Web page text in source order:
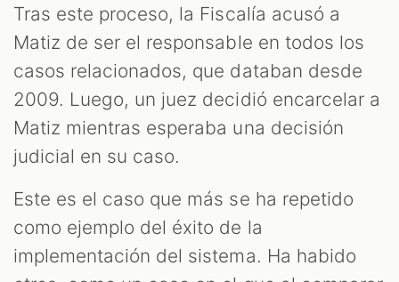
Tras este proceso, la Fiscalía acusó a
Matiz de ser el responsable en todos los
casos relacionados, que databan desde
2009. Luego, un juez decidió encarcelar a
Matiz mientras esperaba una decisión
judicial en su caso.
Este es el caso que más se ha repetido
como ejemplo del éxito de la
implementación del sistema. Ha habido